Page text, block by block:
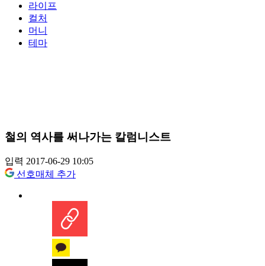
라이프
컬처
머니
테마
철의 역사를 써나가는 칼럼니스트
입력 2017-06-29 10:05
선호매체 추가